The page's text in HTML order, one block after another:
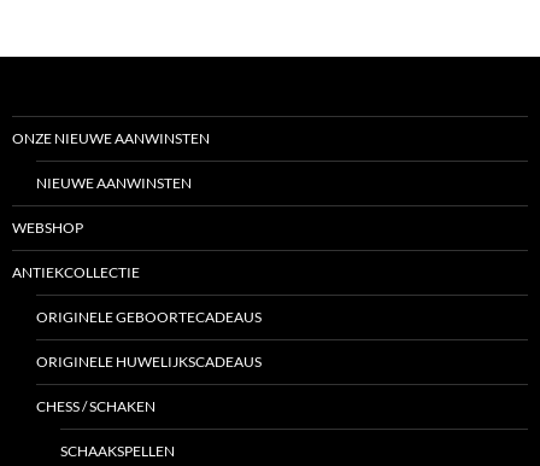
ONZE NIEUWE AANWINSTEN
NIEUWE AANWINSTEN
WEBSHOP
ANTIEKCOLLECTIE
ORIGINELE GEBOORTECADEAUS
ORIGINELE HUWELIJKSCADEAUS
CHESS / SCHAKEN
SCHAAKSPELLEN